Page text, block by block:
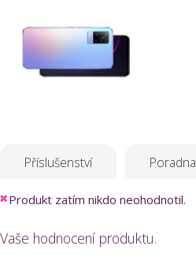
Příslušenství Poradna
Produkt zatím nikdo neohodnotil.
Vaše hodnocení produktu.